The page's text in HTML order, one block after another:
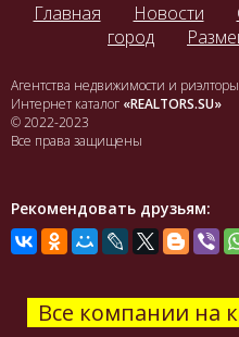
Главная Новости
город
Агентства недвижимости и риэлторы
Интернет каталог «REALTORS.SU»
© 2022-2023
Все права защищены
Рекомендовать друзьям:
Все компании на